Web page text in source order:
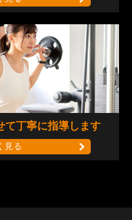
て丁寧に指導します
見る